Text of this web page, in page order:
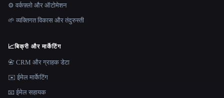
⚙️ वर्कफ़्लो और ऑटोमेशन
🌱 व्यक्तिगत विकास और तंदुरुस्ती
📈बिक्री और मार्केटिंग
📇 CRM और ग्राहक डेटा
✉️ ईमेल मार्केटिंग
📧 ईमेल सहायक